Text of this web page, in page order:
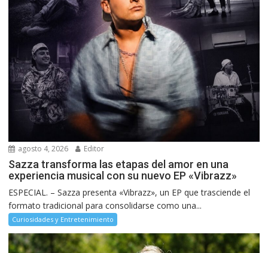
agosto 4, 2026 Editor
Sazza transforma las etapas del amor en una
experiencia musical con su nuevo EP «Vibrazz»
ESPECIAL. – Sazza presenta «Vibrazz», un EP que trasciende el
formato tradicional para consolidarse como una...
Curiosidades y Entretenimiento